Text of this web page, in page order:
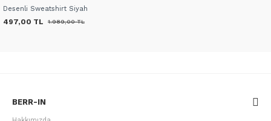
Desenli Sweatshirt Siyah
497,00 TL 1.989,00 TL
BERR-IN